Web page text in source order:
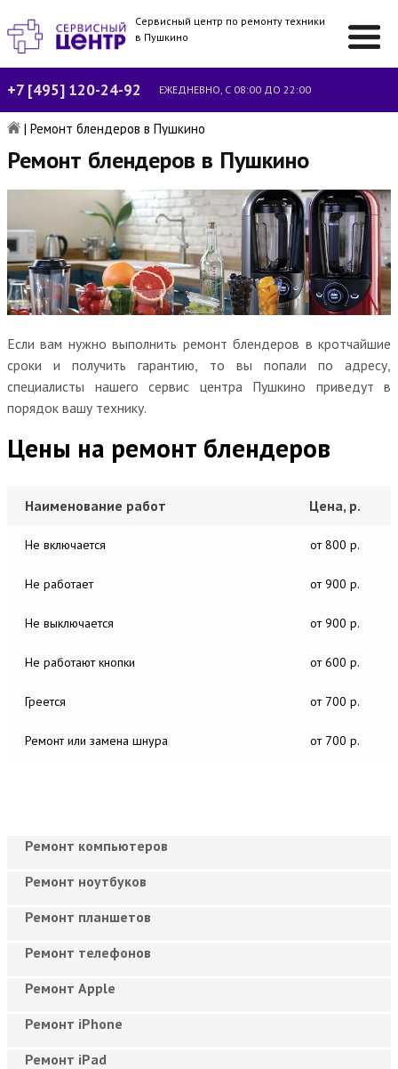
Сервисный центр по ремонту техники
в Пушкино
+7 [495] 120-24-92 ЕЖЕДНЕВНО, С 08:00 ДО 22:00
| Ремонт блендеров в Пушкино
Ремонт блендеров в Пушкино
Если вам нужно выполнить ремонт блендеров в кротчайшие
сроки и получить гарантию, то вы попали по адресу,
специалисты нашего сервис центра Пушкино приведут в
порядок вашу технику.
Цены на ремонт блендеров
Наименование работ Цена, р.
Не включается от 800 р.
Не работает от 900 р.
Не выключается от 900 р.
Не работают кнопки от 600 р.
Греется от 700 р.
Ремонт или замена шнура от 700 р.
Ремонт компьютеров
Ремонт ноутбуков
Ремонт планшетов
Ремонт телефонов
Ремонт Apple
Ремонт iPhone
Ремонт iPad